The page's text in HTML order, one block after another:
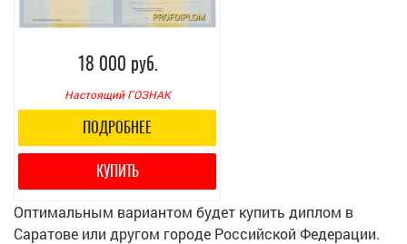
18 000 руб.
Настоящий ГОЗНАК
ПОДРОБНЕЕ
КУПИТЬ
Оптимальным вариантом будет купить диплом в
Саратове или другом городе Российской Федерации.